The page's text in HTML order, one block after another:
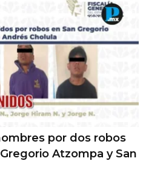
por dos robos
Atzompa y San